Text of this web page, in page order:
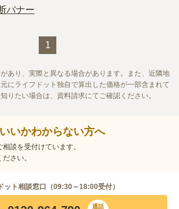
永代に供養してもらうことができ、安心感がありま
1
あり、実際と異なる場合があります。また、近隣地
にライフドット独自で算出した価格が一部含まれて
りたい場合は、資料請求にてご確認ください。
いかわからない方へ
談を受付けています。
さい。
ット相談窓口（09:30～18:00受付）
通話